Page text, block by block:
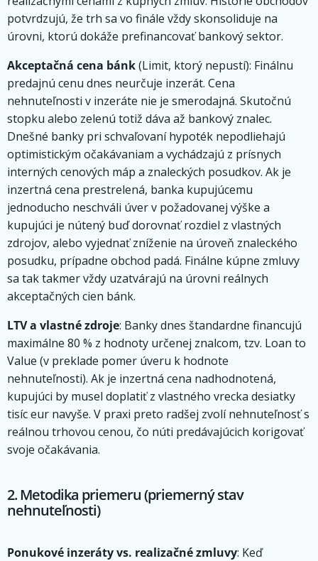
potvrdzujú, že trh sa vo finále vždy skonsoliduje na
úrovni, ktorú dokáže prefinancovať bankový sektor.
Akceptačná cena bánk(Limit, ktorý nepustí): Finálnu
predajnú cenu dnes neurčuje inzerát. Cena
nehnuteľnosti v inzeráte nie je smerodajná. Skutočnú
stopku alebo zelenú totiž dáva až bankový znalec.
Dnešné banky pri schvaľovaní hypoték nepodliehajú
optimistickým očakávaniam a vychádzajú z prísnych
interných cenových máp a znaleckých posudkov. Ak je
inzertná cena prestrelená, banka kupujúcemu
jednoducho neschváli úver v požadovanej výške a
kupujúci je nútený buď dorovnať rozdiel z vlastných
zdrojov, alebo vyjednať zníženie na úroveň znaleckého
posudku, prípadne obchod padá. Finálne kúpne zmluvy
sa tak takmer vždy uzatvárajú na úrovni reálnych
akceptačných cien bánk.
LTV a vlastné zdroje: Banky dnes štandardne financujú
maximálne 80 % z hodnoty určenej znalcom, tzv. Loan to
Value (v preklade pomer úveru k hodnote
nehnuteľnosti). Ak je inzertná cena nadhodnotená,
kupujúci by musel doplatiť z vlastného vrecka desiatky
tisíc eur navyše. V praxi preto radšej zvolí nehnuteľnosť s
reálnou trhovou cenou, čo núti predávajúcich korigovať
svoje očakávania.
2. Metodika priemeru (priemerný stav
nehnuteľnosti)
Ponukové inzeráty vs. realizačné zmluvy: Keď